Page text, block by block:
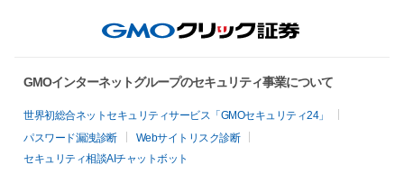
GMOインターネットグループのセキュリティ事業について
世界初総合ネットセキュリティサービス「GMOセキュリティ24」
パスワード漏洩診断
Webサイトリスク診断
セキュリティ相談AIチャットボット